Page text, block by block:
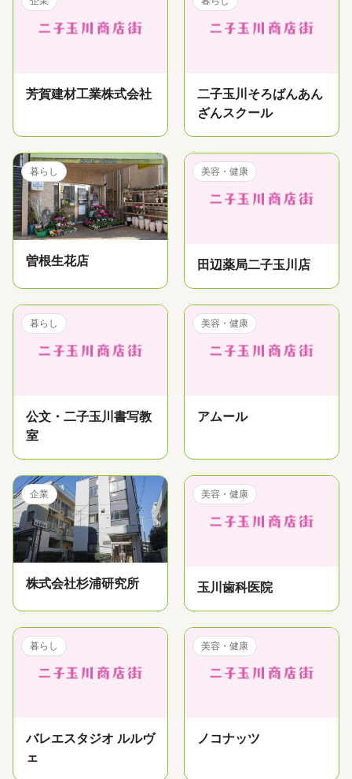
芳賀建材工業株式会社
二子玉川そろばんあん
ざんスクール
暮らし
曽根生花店
美容・健康
田辺薬局二子玉川店
暮らし
公文・二子玉川書写教
室
美容・健康
アムール
企業
株式会社杉浦研究所
美容・健康
玉川歯科医院
暮らし
バレエスタジオ ルルヴ
ェ
美容・健康
ノコナッツ